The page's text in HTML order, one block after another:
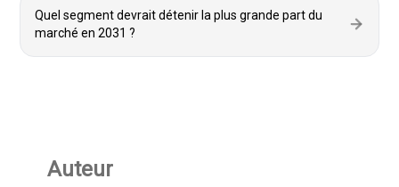
Quel segment devrait détenir la plus grande part du
marché en 2031 ?
Auteur